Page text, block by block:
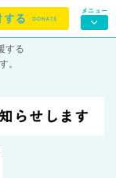
する
。